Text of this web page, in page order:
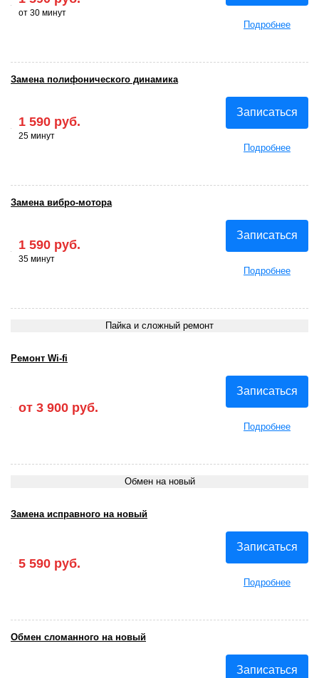
от 30 минут
Подробнее
1 590 руб.
25 минут
Записаться
Подробнее
Замена полифонического динамика
1 590 руб.
35 минут
Записаться
Подробнее
Замена вибро-мотора
Пайка и сложный ремонт
от 3 900 руб.
Записаться
Подробнее
Ремонт Wi-fi
Обмен на новый
5 590 руб.
Записаться
Подробнее
Замена исправного на новый
Записаться
Обмен сломанного на новый